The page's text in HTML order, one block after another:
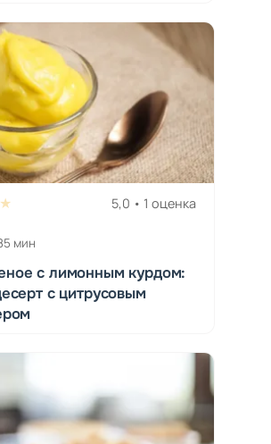
5,0 • 1 оценка
мин
с лимонным курдом:
с цитрусовым